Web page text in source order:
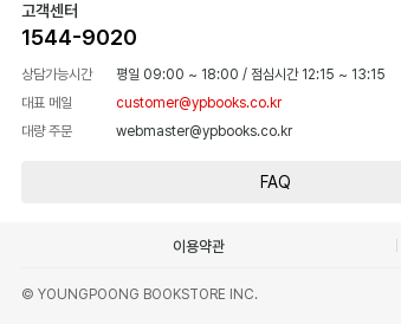
고객센터
1544-9020
상담가능시간 평일 09:00 ~ 18:00 / 점심시간 12:15 ~ 13:15
대표 메일
customer@ypbooks.co.kr
대량 주문
webmaster@ypbooks.co.kr
FAQ
이용약관
© YOUNGPOONG BOOKSTORE INC.